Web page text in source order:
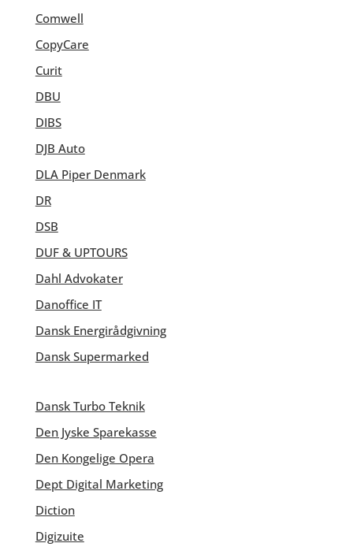
Comwell
CopyCare
Curit
DBU
DIBS
DJB Auto
DLA Piper Denmark
DR
DSB
DUF & UPTOURS
Dahl Advokater
Danoffice IT
Dansk Energirådgivning
Dansk Supermarked
Dansk Turbo Teknik
Den Jyske Sparekasse
Den Kongelige Opera
Dept Digital Marketing
Diction
Digizuite